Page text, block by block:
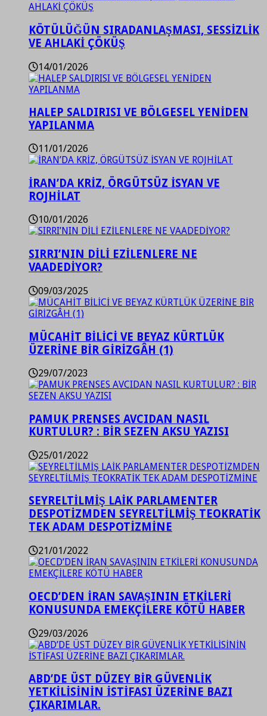
KÖTÜLÜĞÜN SIRADANLAŞMASI, SESSİZLİK
VE AHLAKİ ÇÖKÜŞ
14/01/2026
HALEP SALDIRISI VE BÖLGESEL YENİDEN
YAPILANMA
11/01/2026
İRAN’DA KRİZ, ÖRGÜTSÜZ İSYAN VE
ROJHİLAT
10/01/2026
SIRRI’NIN DİLİ EZİLENLERE NE
VAADEDİYOR?
09/03/2025
MÜCAHİT BİLİCİ VE BEYAZ KÜRTLÜK
ÜZERİNE BİR GİRİZGÂH (1)
29/07/2023
PAMUK PRENSES AVCIDAN NASIL
KURTULUR? : BİR SEZEN AKSU YAZISI
25/01/2022
SEYRELTİLMİŞ LAİK PARLAMENTER
DESPOTİZMDEN SEYRELTİLMİŞ TEOKRATİK
TEK ADAM DESPOTİZMİNE
21/01/2022
OECD’DEN İRAN SAVAŞININ ETKİLERİ
KONUSUNDA EMEKÇİLERE KÖTÜ HABER
29/03/2026
ABD’DE ÜST DÜZEY BİR GÜVENLİK
YETKİLİSİNİN İSTİFASI ÜZERİNE BAZI
ÇIKARIMLAR.